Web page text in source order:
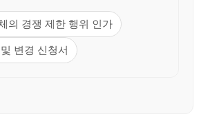
의 경쟁 제한 행위 인가
변경 신청서